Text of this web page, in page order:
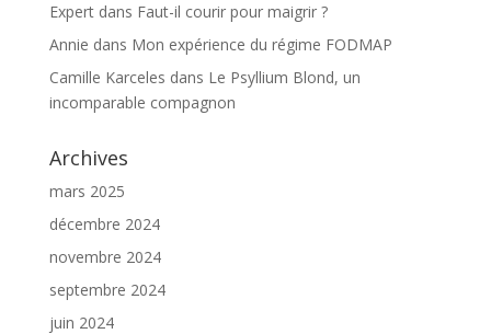
Expertdans Faut-il courir pour maigrir ?
Annie dans Mon expérience du régime FODMAP
Camille Karceles dans Le Psyllium Blond, un
incomparable compagnon
Archives
mars 2025
décembre 2024
novembre 2024
septembre 2024
juin 2024